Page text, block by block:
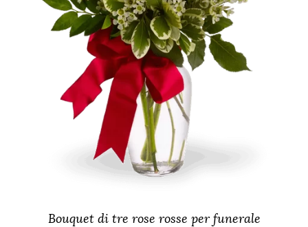
Bouquet di tre rose rosse per funerale